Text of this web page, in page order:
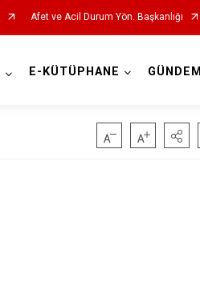
Afet ve Acil Durum Yön. Başkanlığı
E-KÜTÜPHANE GÜNDEM